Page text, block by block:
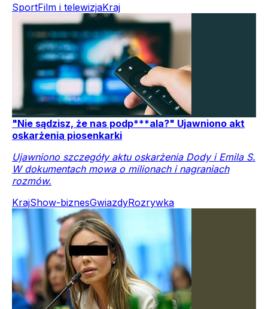
SportFilm i telewizjaKraj
"Nie sądzisz, że nas podp***ala?" Ujawniono akt
oskarżenia piosenkarki
Ujawniono szczegóły aktu oskarżenia Dody i Emila S.
W dokumentach mowa o milionach i nagraniach
rozmów.
KrajShow-biznesGwiazdyRozrywka